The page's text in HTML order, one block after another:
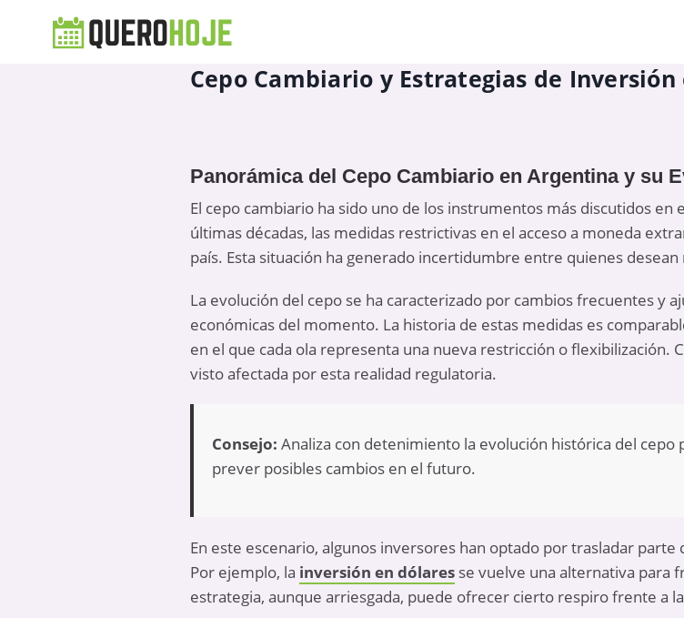
Cepo Cambiario y Estrategias de
Panorámica del Cepo Cambiario en Argentina y su
El cepo cambiario ha sido uno de los instrumentos más discutidos
últimas décadas, las medidas restrictivas en el acceso a moneda
país. Esta situación ha generado incertidumbre entre quienes
La evolución del cepo se ha caracterizado por cambios frecuentes y
económicas del momento. La historia de estas medidas es
en el que cada ola representa una nueva restricción o flexibilización.
visto afectada por esta realidad regulatoria.
Consejo: Analiza con detenimiento la evolución histórica del
prever posibles cambios en el futuro.
En este escenario, algunos inversores han optado por trasladar
Por ejemplo, la inversión en dólares se vuelve una alternativa para
estrategia, aunque arriesgada, puede ofrecer cierto respiro frente a